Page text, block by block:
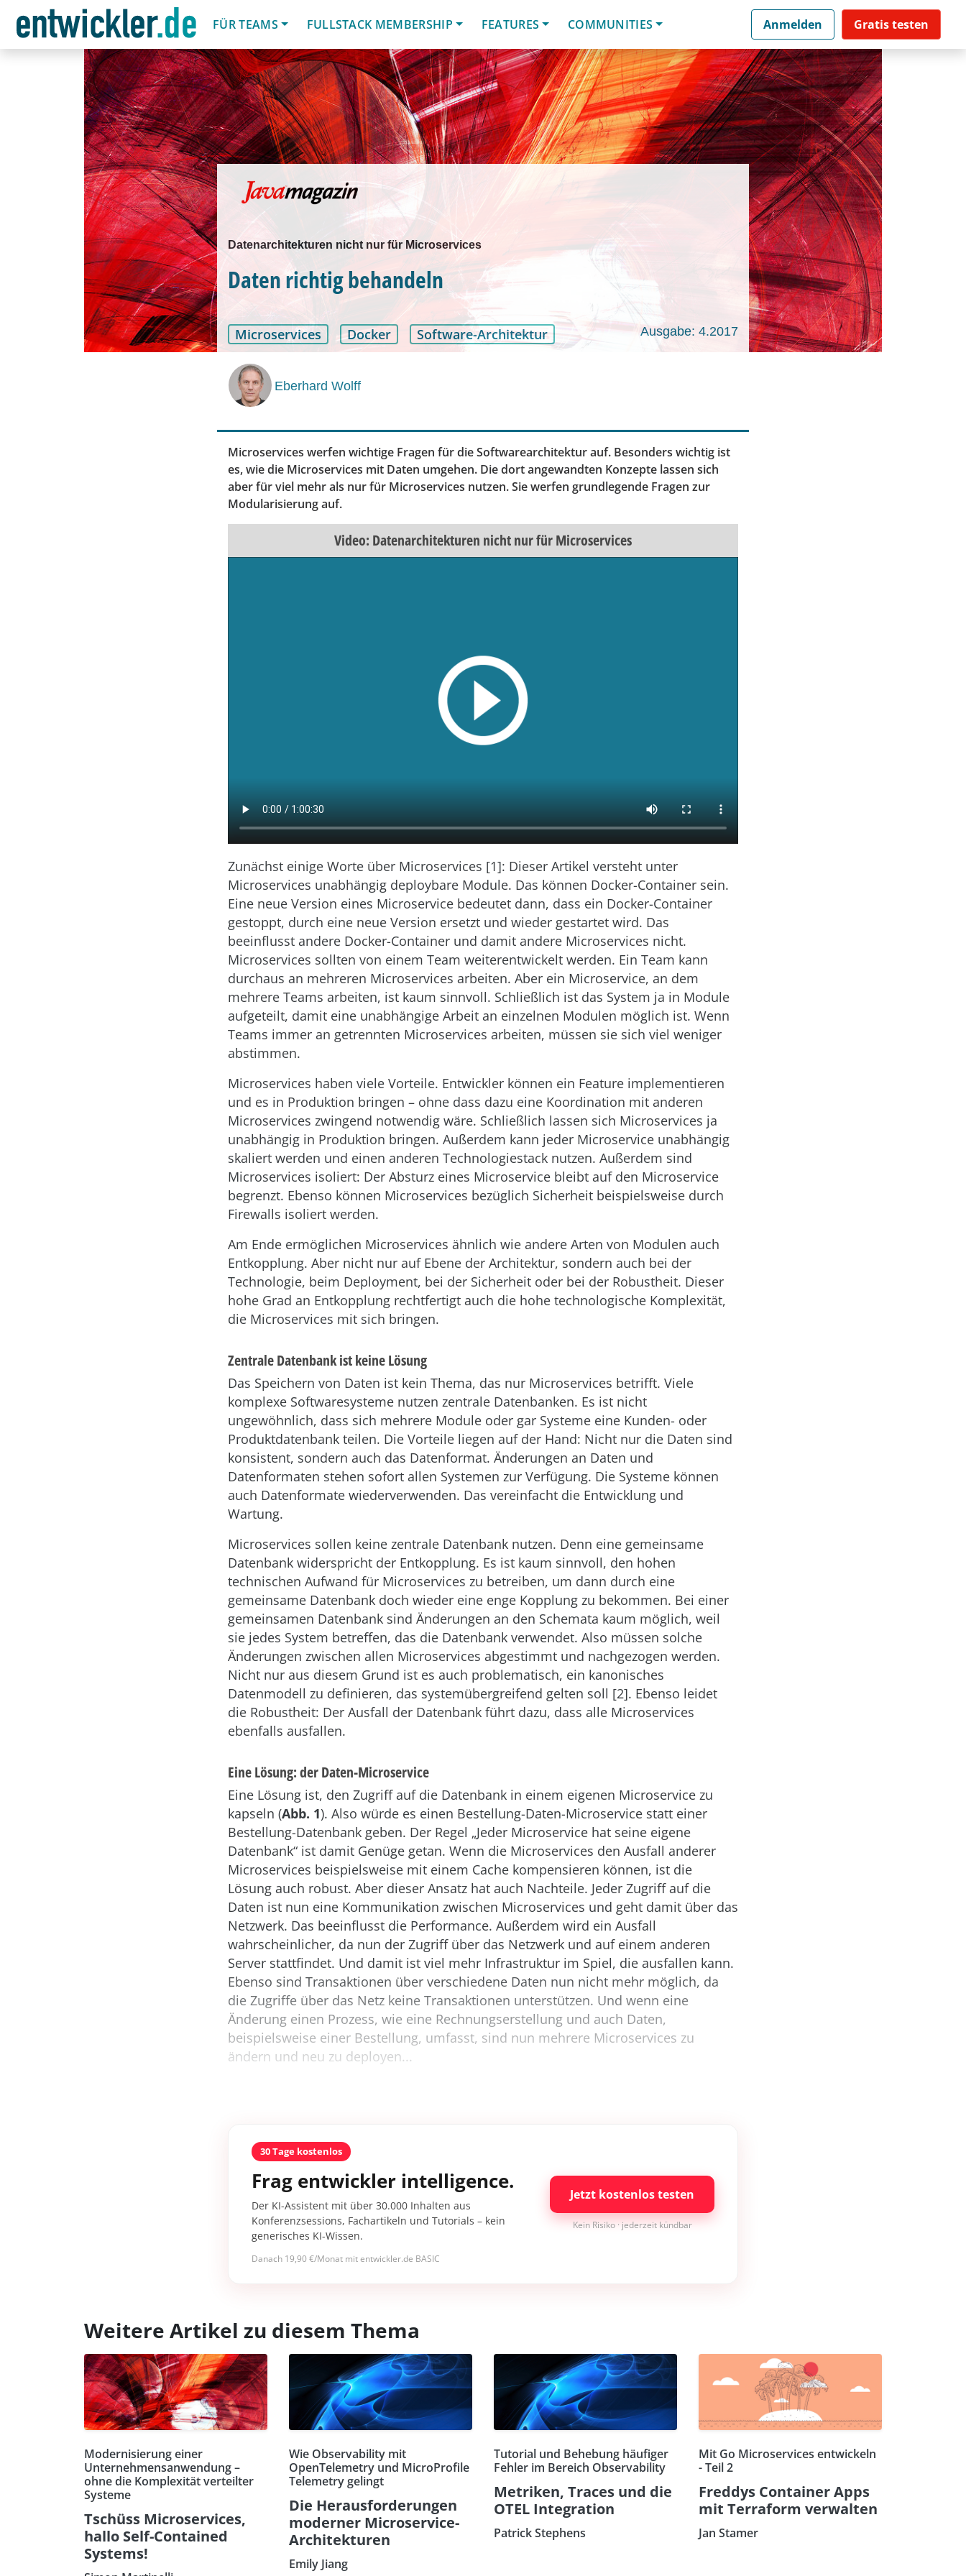
FÜR TEAMS
FULLSTACK MEMBERSHIP FEATURES COMMUNITIES Anmelden Gratis testen
Datenarchitekturen nicht nur für Microservices
Daten richtig behandeln
Microservices Docker Software-Architektur Ausgabe: 4.2017
Eberhard Wolff
Microservices werfen wichtige Fragen für die Softwarearchitektur auf. Besonders wichtig ist
es, wie die Microservices mit Daten umgehen. Die dort angewandten Konzepte lassen sich
aber für viel mehr als nur für Microservices nutzen. Sie werfen grundlegende Fragen zur
Modularisierung auf.
Video: Datenarchitekturen nicht nur für Microservices
Zunächst einige Worte über Microservices [1]: Dieser Artikel versteht unter
Microservices unabhängig deploybare Module. Das können Docker-Container sein.
Eine neue Version eines Microservice bedeutet dann, dass ein Docker-Container
gestoppt, durch eine neue Version ersetzt und wieder gestartet wird. Das
beeinflusst andere Docker-Container und damit andere Microservices nicht.
Microservices sollten von einem Team weiterentwickelt werden. Ein Team kann
durchaus an mehreren Microservices arbeiten. Aber ein Microservice, an dem
mehrere Teams arbeiten, ist kaum sinnvoll. Schließlich ist das System ja in Module
aufgeteilt, damit eine unabhängige Arbeit an einzelnen Modulen möglich ist. Wenn
Teams immer an getrennten Microservices arbeiten, müssen sie sich viel weniger
abstimmen.
Microservices haben viele Vorteile. Entwickler können ein Feature implementieren
und es in Produktion bringen – ohne dass dazu eine Koordination mit anderen
Microservices zwingend notwendig wäre. Schließlich lassen sich Microservices ja
unabhängig in Produktion bringen. Außerdem kann jeder Microservice unabhängig
skaliert werden und einen anderen Technologiestack nutzen. Außerdem sind
Microservices isoliert: Der Absturz eines Microservice bleibt auf den Microservice
begrenzt. Ebenso können Microservices bezüglich Sicherheit beispielsweise durch
Firewalls isoliert werden.
Am Ende ermöglichen Microservices ähnlich wie andere Arten von Modulen auch
Entkopplung. Aber nicht nur auf Ebene der Architektur, sondern auch bei der
Technologie, beim Deployment, bei der Sicherheit oder bei der Robustheit. Dieser
hohe Grad an Entkopplung rechtfertigt auch die hohe technologische Komplexität,
die Microservices mit sich bringen.
Zentrale Datenbank ist keine Lösung
Das Speichern von Daten ist kein Thema, das nur Microservices betrifft. Viele
komplexe Softwaresysteme nutzen zentrale Datenbanken. Es ist nicht
ungewöhnlich, dass sich mehrere Module oder gar Systeme eine Kunden- oder
Produktdatenbank teilen. Die Vorteile liegen auf der Hand: Nicht nur die Daten sind
konsistent, sondern auch das Datenformat. Änderungen an Daten und
Datenformaten stehen sofort allen Systemen zur Verfügung. Die Systeme können
auch Datenformate wiederverwenden. Das vereinfacht die Entwicklung und
Wartung.
Microservices sollen keine zentrale Datenbank nutzen. Denn eine gemeinsame
Datenbank widerspricht der Entkopplung. Es ist kaum sinnvoll, den hohen
technischen Aufwand für Microservices zu betreiben, um dann durch eine
gemeinsame Datenbank doch wieder eine enge Kopplung zu bekommen. Bei einer
gemeinsamen Datenbank sind Änderungen an den Schemata kaum möglich, weil
sie jedes System betreffen, das die Datenbank verwendet. Also müssen solche
Änderungen zwischen allen Microservices abgestimmt und nachgezogen werden.
Nicht nur aus diesem Grund ist es auch problematisch, ein kanonisches
Datenmodell zu definieren, das systemübergreifend gelten soll [2]. Ebenso leidet
die Robustheit: Der Ausfall der Datenbank führt dazu, dass alle Microservices
ebenfalls ausfallen.
Eine Lösung: der Daten-Microservice
Eine Lösung ist, den Zugriff auf die Datenbank in einem eigenen Microservice zu
kapseln (Abb. 1). Also würde es einen Bestellung-Daten-Microservice statt einer
Bestellung-Datenbank geben. Der Regel „Jeder Microservice hat seine eigene
Datenbank“ ist damit Genüge getan. Wenn die Microservices den Ausfall anderer
Microservices beispielsweise mit einem Cache kompensieren können, ist die
Lösung auch robust. Aber dieser Ansatz hat auch Nachteile. Jeder Zugriff auf die
Daten ist nun eine Kommunikation zwischen Microservices und geht damit über das
Netzwerk. Das beeinflusst die Performance. Außerdem wird ein Ausfall
wahrscheinlicher, da nun der Zugriff über das Netzwerk und auf einem anderen
Server stattfindet. Und damit ist viel mehr Infrastruktur im Spiel, die ausfallen kann.
Ebenso sind Transaktionen über verschiedene Daten nun nicht mehr möglich, da
die Zugriffe über das Netz keine Transaktionen unterstützen. Und wenn eine
Änderung einen Prozess, wie eine Rechnungserstellung und auch Daten,
beispielsweise einer Bestellung, umfasst, sind nun mehrere Microservices zu
ändern und neu zu deployen...
30 Tage kostenlos
Frag entwickler intelligence.
Der KI-Assistent mit über 30.000 Inhalten aus
Konferenzsessions, Fachartikeln und Tutorials – kein
generisches KI-Wissen.
Danach 19,90 €/Monat mit entwickler.de BASIC
Jetzt kostenlos testen
Kein Risiko · jederzeit kündbar
Weitere Artikel zu diesem Thema
Modernisierung einer
Unternehmensanwendung –
ohne die Komplexität verteilter
Systeme
Tschüss Microservices,
hallo Self-Contained
Systems!
Wie Observability mit
OpenTelemetry und MicroProfile
Telemetry gelingt
Die Herausforderungen
moderner Microservice-
Architekturen
Emily Jiang
Tutorial und Behebung häufiger
Fehler im Bereich Observability
Metriken, Traces und die
OTEL Integration
Patrick Stephens
Mit Go Microservices entwickeln
- Teil 2
Freddys Container Apps
mit Terraform verwalten
Jan Stamer